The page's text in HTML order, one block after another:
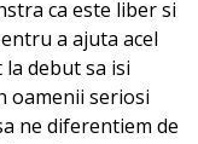
ca este liber si
a ajuta acel
debut sa isi
oamenii seriosi
ne diferentiem de